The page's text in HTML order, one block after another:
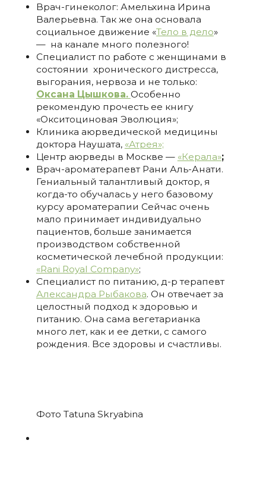
Врач-гинеколог: Амельхина Ирина
Валерьевна. Так же она основала
социальное движение «Тело в дело»
— на канале много полезного!
Специалист по работе с женщинами в
состоянии хронического дистресса,
выгорания, нервоза и не только:
Оксана Цышкова. Особенно
рекомендую прочесть ее книгу
«Окситоциновая Эволюция»;
Клиника аюрведической медицины
доктора Наушата, «Атрея»;
Центр аюрведы в Москве — «Керала»;
Врач-ароматерапевт Рани Аль-Анати.
Гениальный талантливый доктор, я
когда-то обучалась у него базовому
курсу ароматерапии Сейчас очень
мало принимает индивидуально
пациентов, больше занимается
производством собственной
косметической лечебной продукции:
«Rani Royal Company»;
Специалист по питанию, д-р терапевт
Александра Рыбакова. Он отвечает за
целостный подход к здоровью и
питанию. Она сама вегетарианка
много лет, как и ее детки, с самого
рождения. Все здоровы и счастливы.
Фото Tatuna Skryabina